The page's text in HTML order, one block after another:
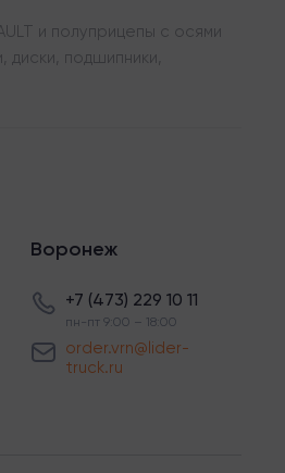
и полуприцепы с осями
подшипники,
Воронеж
+7 (473) 229 10 11
пн-пт 9:00 – 18:00
order.vrn@lider-
truck.ru